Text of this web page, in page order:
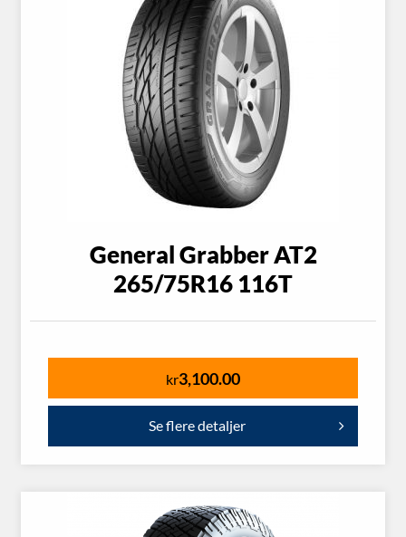
General Grabber AT2
265/75R16 116T
kr3,100.00
Se flere detaljer